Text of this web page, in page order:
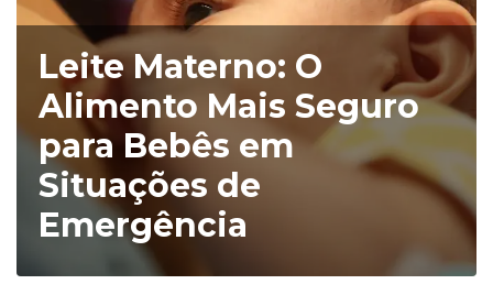
Leite Materno: O
Alimento Mais Seguro
para Bebês em
Situações de
Emergência